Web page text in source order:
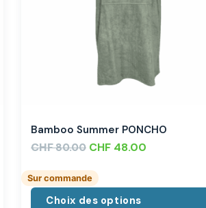
Bamboo Summer PONCHO
CHF80.00 CHF 48.00
Sur commande
Choix des options